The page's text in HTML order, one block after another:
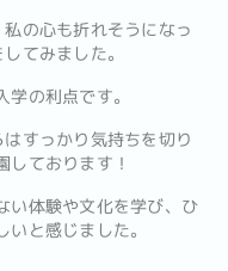
の心も折れそうになっ
てみました。
の利点です。
すっかり気持ちを切り
ております！
い体験や文化を学び、ひ
と感じました。